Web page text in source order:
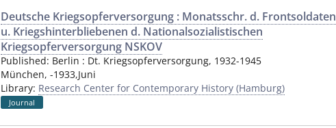
Deutsche Kriegsopferversorgung : Monatsschr. d. Frontsoldaten
u. Kriegshinterbliebenen d. Nationalsozialistischen
Kriegsopferversorgung NSKOV
Published: Berlin : Dt. Kriegsopferversorgung, 1932-1945
München, -1933,Juni
Library: Research Center for Contemporary History (Hamburg)
Journal